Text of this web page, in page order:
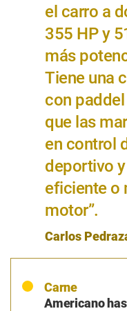
el carro a
355 HP y
más
Tiene una
con
que las
en control
deportivo
eficiente o
motor”.
Carlos
Carne
Americano